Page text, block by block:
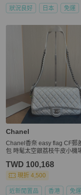
狀況良好 日本 免運
Chanel
Chanel香奈 easy flag CF郵
包 時髦太空銀荔枝牛皮小機
TWD 100,168
現折 4,500
近新閒置品 香港 免運